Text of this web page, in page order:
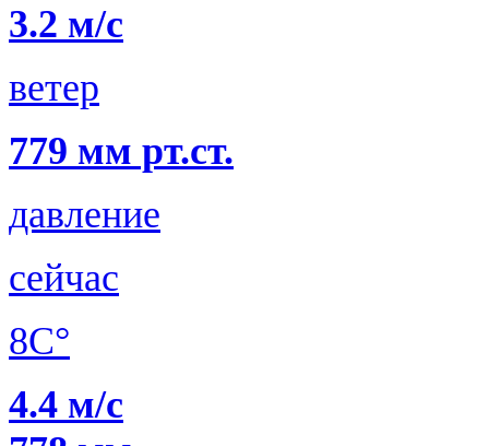
3.2 м/с
ветер
779 мм рт.ст.
давление
сейчас
8C°
4.4 м/с